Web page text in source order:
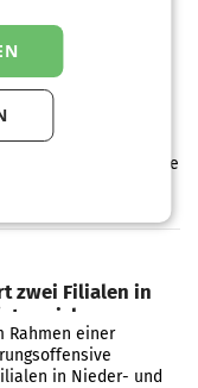
ARA und
POS über
hinweg rücken die
AG (ARA) und der
österreichischen
zwei Filialen in
Rahmen einer
in Nieder- und